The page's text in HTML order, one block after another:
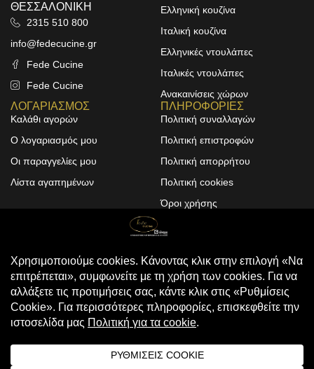
ΘΕΣΣΑΛΟΝΙΚΗ
2315 510 800
info@fedecucine.gr
Fede Cucine
Fede Cucine
Ελληνική κουζίνα
Ιταλική κουζίνα
Ελληνικές ντουλάπες
Ιταλικές ντουλάπες
Ανακαινίσεις χώρων
ΛΟΓΑΡΙΑΣΜΟΣ
Καλάθι αγορών
Ο λογαριασμός μου
Οι παραγγελίες μου
Λίστα αγαπημένων
ΠΛΗΡΟΦΟΡΙΕΣ
Πολιτική συναλλαγών
Πολιτική επιστροφών
Πολιτική απορρήτου
Πολιτική cookies
Όροι χρήσης
© 2025 FEDE CUCINE
. All Rights
Reserved
Design & Development by
ALPHA DESIGNERS
Compare (0)